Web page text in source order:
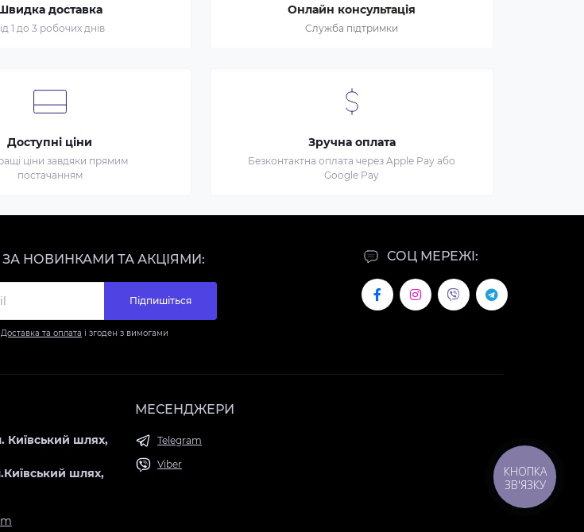
доставка
1 до 3 робочих днів
Онлайн консультація
Служба підтримки
Доступні ціни
ціни завдяки прямим
постачанням
Зручна оплата
Безконтактна оплата через Apple Pay або
Google Pay
СОЦ МЕРЕЖІ:
ЗА НОВИНКАМИ ТА АКЦІЯМИ:
Підпишіться
Доставка та оплата і згоден з вимогами
Київський шлях,
шлях,
МЕСЕНДЖЕРИ
Telegram
Viber
КНОПКА
ЗВ'ЯЗКУ